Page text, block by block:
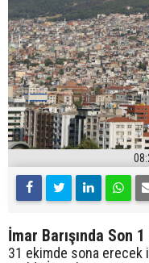
İmar Barışında Son
31 ekimde sona erecek